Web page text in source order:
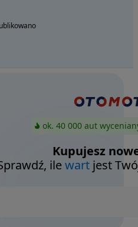
ok. 40 000 aut
Kupujesz
ilewart jest